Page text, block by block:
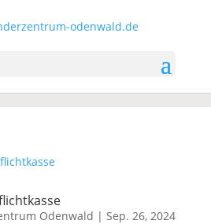
Odenwald | Sep. 26, 2024